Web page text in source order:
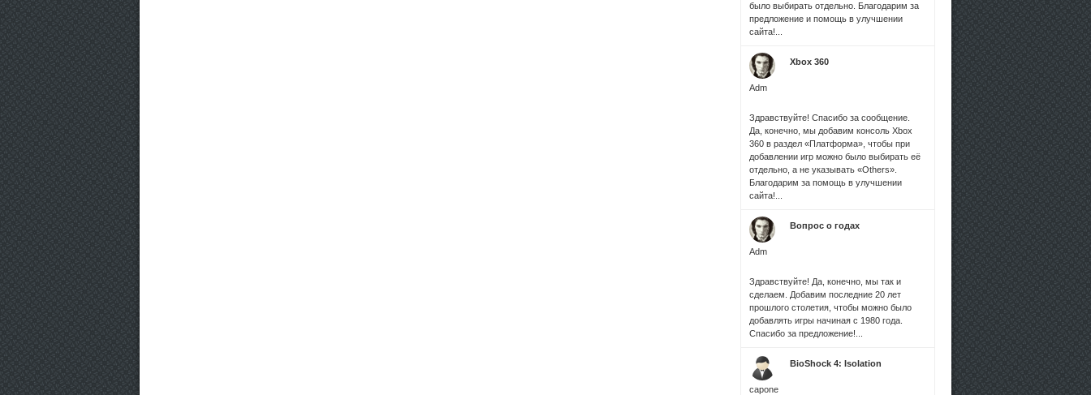
было выбирать отдельно. Благодарим за
предложение и помощь в улучшении
сайта!...
Adm
Xbox 360
Здравствуйте! Спасибо за сообщение.
Да, конечно, мы добавим консоль Xbox
360 в раздел «Платформа», чтобы при
добавлении игр можно было выбирать её
отдельно, а не указывать «Others».
Благодарим за помощь в улучшении
сайта!...
Adm
Вопрос о годах
Здравствуйте! Да, конечно, мы так и
сделаем. Добавим последние 20 лет
прошлого столетия, чтобы можно было
добавлять игры начиная с 1980 года.
Спасибо за предложение!...
capone
BioShock 4: Isolation